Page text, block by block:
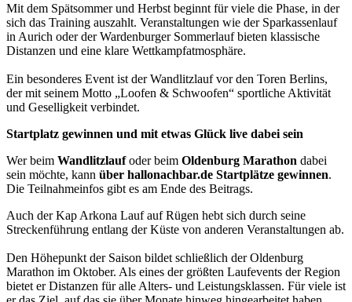
Mit dem Spätsommer und Herbst beginnt für viele die Phase, in der
sich das Training auszahlt. Veranstaltungen wie der Sparkassenlauf
in Aurich oder der Wardenburger Sommerlauf bieten klassische
Distanzen und eine klare Wettkampfatmosphäre.
Ein besonderes Event ist der Wandlitzlauf vor den Toren Berlins,
der mit seinem Motto „Loofen & Schwoofen“ sportliche Aktivität
und Geselligkeit verbindet.
Startplatz gewinnen und mit etwas Glück live dabei sein
Wer beim Wandlitzlaufoder beim Oldenburg Marathon dabei
sein möchte, kann über hallonachbar.de Startplätze gewinnen.
Die Teilnahmeinfos gibt es am Ende des Beitrags.
Auch der Kap Arkona Lauf auf Rügen hebt sich durch seine
Streckenführung entlang der Küste von anderen Veranstaltungen ab.
Den Höhepunkt der Saison bildet schließlich der Oldenburg
Marathon im Oktober. Als eines der größten Laufevents der Region
bietet er Distanzen für alle Alters- und Leistungsklassen. Für viele ist